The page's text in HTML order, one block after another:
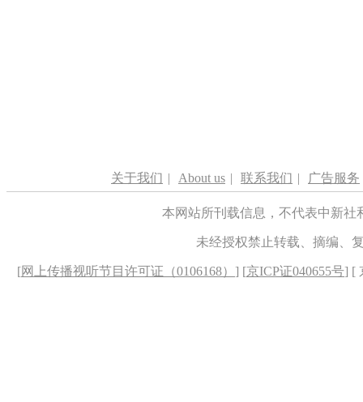
关于我们 | About us | 联系我们 | 广告服务
本网站所刊载信息，不代表中新
未经授权禁止转载、摘编、
[网上传播视听节目许可证（0106168） ] [京ICP证040655号] [